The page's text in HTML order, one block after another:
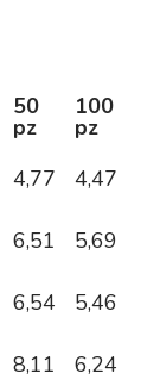
50
pz
100
pz
4,77 4,47
6,51 5,69
6,54 5,46
8,11 6,24